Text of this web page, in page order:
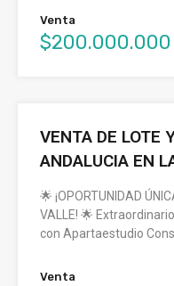
Venta
$200.000.000
VENTA DE LOTE
ANDALUCIA EN
🌟 ¡OPORTUNIDAD
VALLE! 🌟
con Apartaestudio
Venta